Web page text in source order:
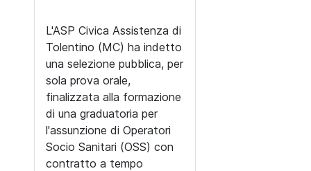
L'ASP Civica Assistenza di
Tolentino (MC) ha indetto
una selezione pubblica, per
sola prova orale,
finalizzata alla formazione
di una graduatoria per
l'assunzione di Operatori
Socio Sanitari (OSS) con
contratto a tempo